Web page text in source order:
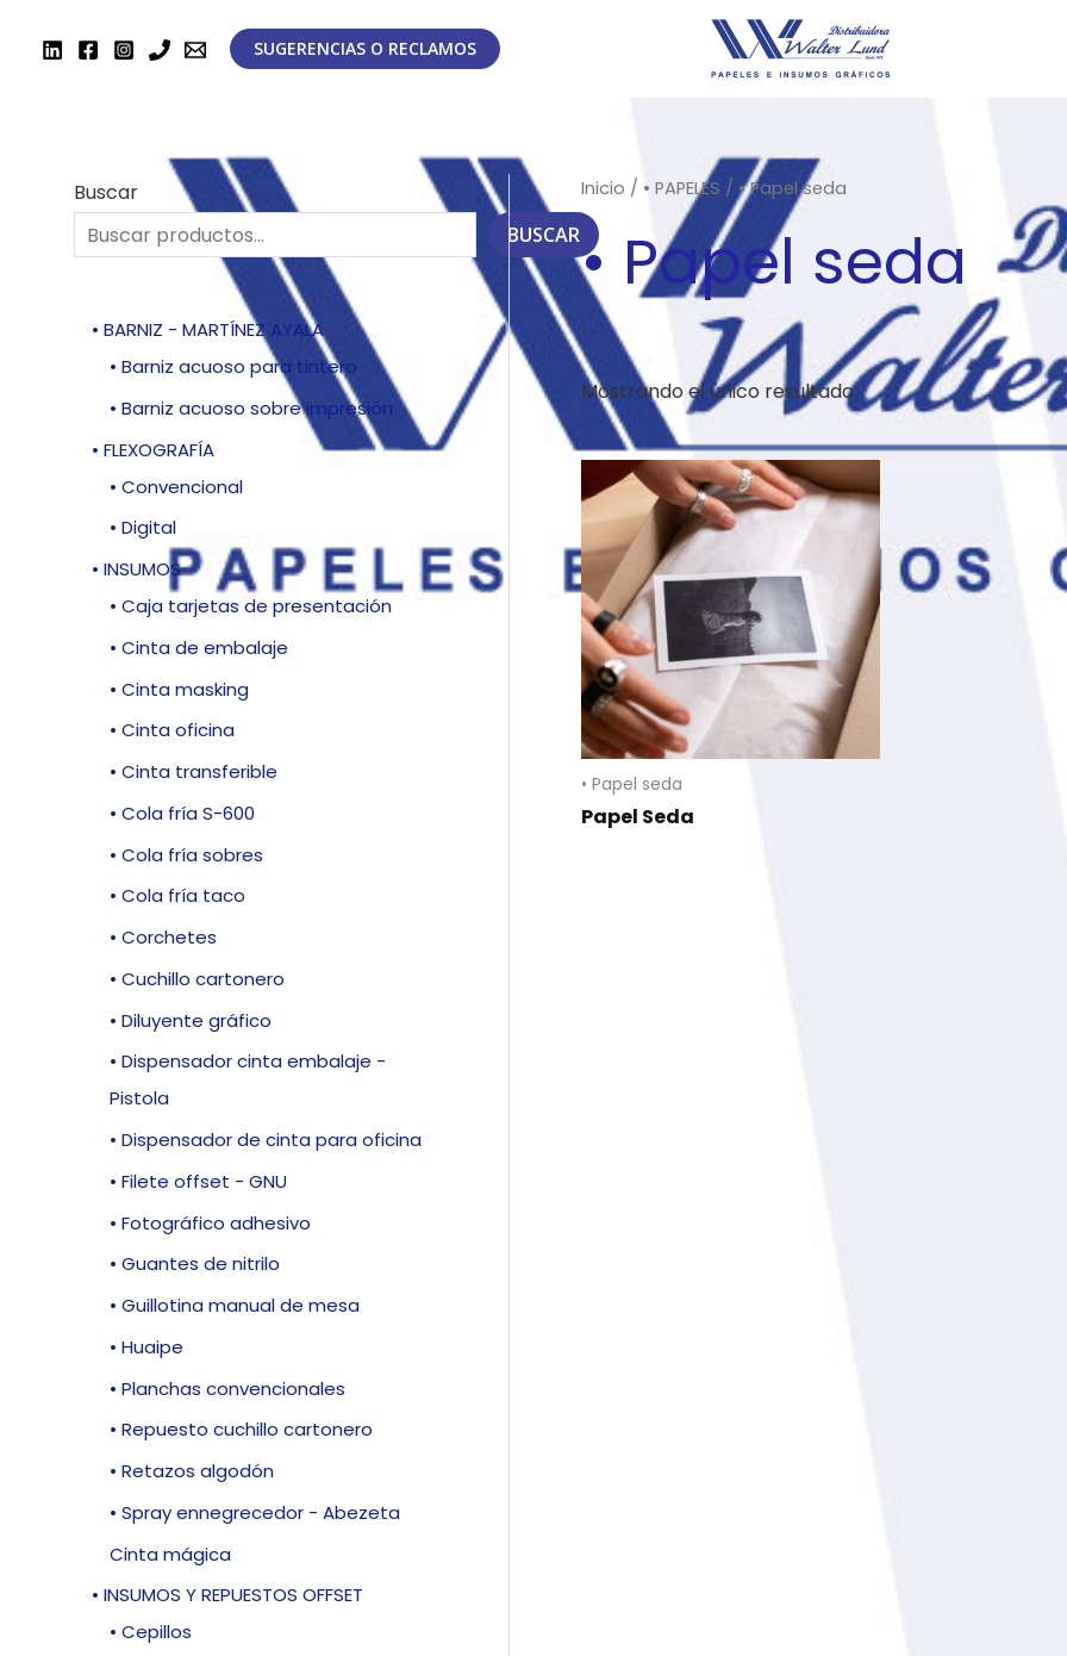
SUGERENCIAS O RECLAMOS
Buscar
BUSCAR
• BARNIZ - MARTÍNEZ AYALA
• Barniz acuoso para tintero
• Barniz acuoso sobre impresión
• FLEXOGRAFÍA
• Convencional
• Digital
• INSUMOS
• Caja tarjetas de presentación
• Cinta de embalaje
• Cinta masking
• Cinta oficina
• Cinta transferible
• Cola fría S-600
• Cola fría sobres
• Cola fría taco
• Corchetes
• Cuchillo cartonero
• Diluyente gráfico
• Dispensador cinta embalaje -
Pistola
• Dispensador de cinta para oficina
• Filete offset - GNU
• Fotográfico adhesivo
• Guantes de nitrilo
• Guillotina manual de mesa
• Huaipe
• Planchas convencionales
• Repuesto cuchillo cartonero
• Retazos algodón
• Spray ennegrecedor - Abezeta
Cinta mágica
• INSUMOS Y REPUESTOS OFFSET
• Cepillos
Inicio / • PAPELES / • Papel seda
• Papel seda
Mostrando el único resultado
• Papel seda
Papel Seda